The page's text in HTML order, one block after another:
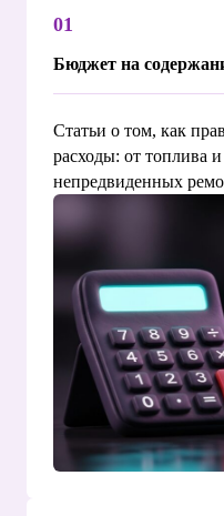
01
Бюджет на
Статьи о том, как
расходы: от топлива
непредвиденных